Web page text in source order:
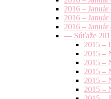
2016 –
2016 –
2016 –
— Súťaže
2015 –
2015 –
2015 –
2015 –
2015 –
2015 –